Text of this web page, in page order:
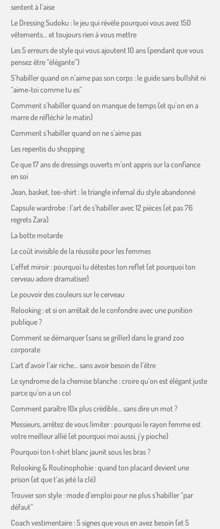
sentent à l’aise
Le Dressing Sudoku : le jeu qui révèle pourquoi vous avez 150
vêtements… et toujours rien à vous mettre
Les 5 erreurs de style qui vous ajoutent 10 ans (pendant que vous
pensez être “élégante”)
S’habiller quand on n’aime pas son corps : le guide sans bullshit ni
“aime-toi comme tu es”
Comment s’habiller quand on manque de temps (et qu’on en a
marre de réfléchir le matin)
Comment s’habiller quand on ne s’aime pas
Les repentis du shopping
Ce que 17 ans de dressings ouverts m’ont appris sur la confiance
en soi
Jean, basket, tee-shirt : le triangle infernal du style abandonné
Capsule wardrobe : l’art de s’habiller avec 12 pièces (et pas 76
regrets Zara)
La botte motarde
Le coût invisible de la réussite pour les femmes
L’effet miroir : pourquoi tu détestes ton reflet (et pourquoi ton
cerveau adore dramatiser)
Le pouvoir des couleurs sur le cerveau
Relooking : et si on arrêtait de le confondre avec une punition
publique ?
Comment se démarquer (sans se griller) dans le grand zoo
corporate
L’art d’avoir l’air riche… sans avoir besoin de l’être
Le syndrome de la chemise blanche : croire qu’on est élégant juste
parce qu’on a un col
Comment paraître 10x plus crédible… sans dire un mot ?
Messieurs, arrêtez de vous limiter : pourquoi le rayon femme est
votre meilleur allié (et pourquoi moi aussi, j’y pioche)
Pourquoi ton t-shirt blanc jaunit sous les bras ?
Relooking & Routinophobie : quand ton placard devient une
prison (et que t’as jeté la clé)
Trouver son style : mode d’emploi pour ne plus s’habiller “par
défaut”
Coach vestimentaire : 5 signes que vous en avez besoin (et 5